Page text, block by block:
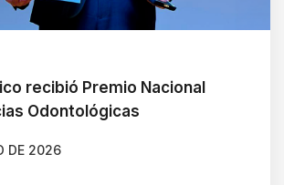
recibió Premio Nacional
Odontológicas
DE 2026